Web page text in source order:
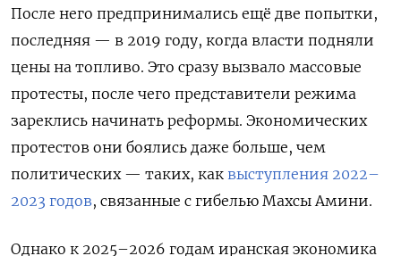
После него предпринимались ещё две попытки,
последняя — в 2019 году, когда власти подняли
цены на топливо. Это сразу вызвало массовые
протесты, после чего представители режима
зареклись начинать реформы. Экономических
протестов они боялись даже больше, чем
политических — таких, как выступления 2022–
2023 годов, связанные с гибелью Махсы Амини.
Однако к 2025–2026 годам иранская экономика